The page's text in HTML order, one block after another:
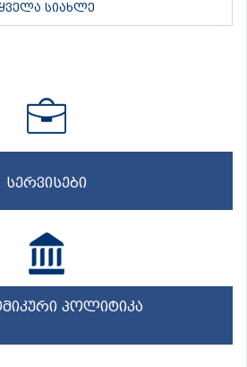
სიახლე
სერვისები
პოლიტიკა